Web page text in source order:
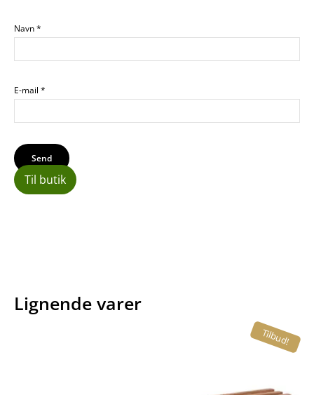
Navn*
E-mail *
Til butik
Lignende varer
Tilbud!